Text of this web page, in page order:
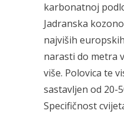
karbonatnoj
Jadranska
najviših
narasti do metra
više. Polovica te
sastavljen od 20-
Specifičnost